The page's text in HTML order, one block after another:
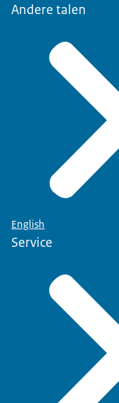
Andere talen
English
Service